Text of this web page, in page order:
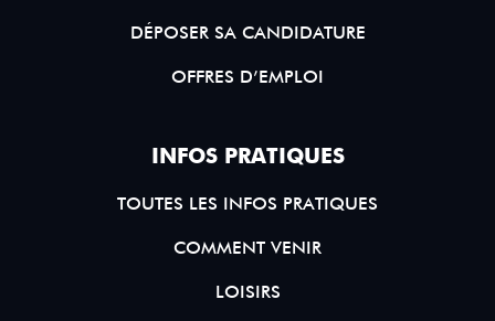
DÉPOSER SA CANDIDATURE
OFFRES D’EMPLOI
INFOS PRATIQUES
TOUTES LES INFOS PRATIQUES
COMMENT VENIR
LOISIRS